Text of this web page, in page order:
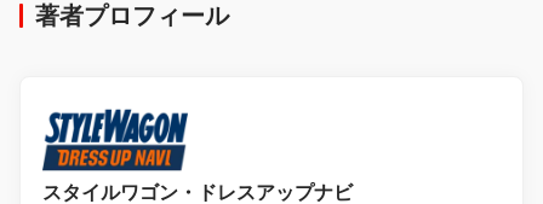
著者プロフィール
スタイルワゴン・ドレスアップナビ